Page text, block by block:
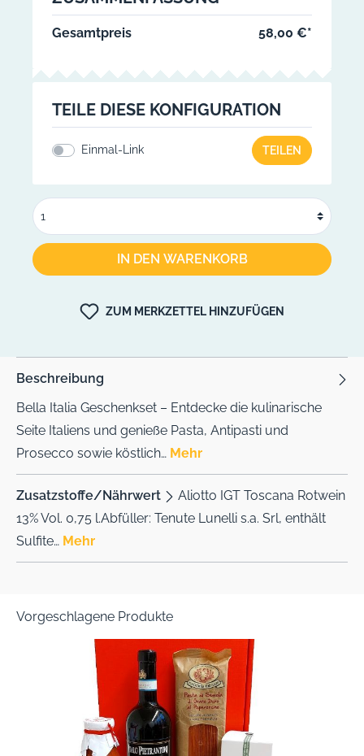
Gesamtpreis 58,00 €*
TEILE DIESE KONFIGURATION
Einmal-Link TEILEN
IN DEN WARENKORB
ZUM MERKZETTEL HINZUFÜGEN
Beschreibung
Bella Italia Geschenkset – Entdecke die kulinarische
Seite Italiens und genieße Pasta, Antipasti und
Prosecco sowie köstlich… Mehr
Zusatzstoffe/Nährwert
Aliotto IGT Toscana Rotwein
13% Vol. 0,75 l.Abfüller: Tenute Lunelli s.a. Srl, enthält
Sulfite… Mehr
Vorgeschlagene Produkte